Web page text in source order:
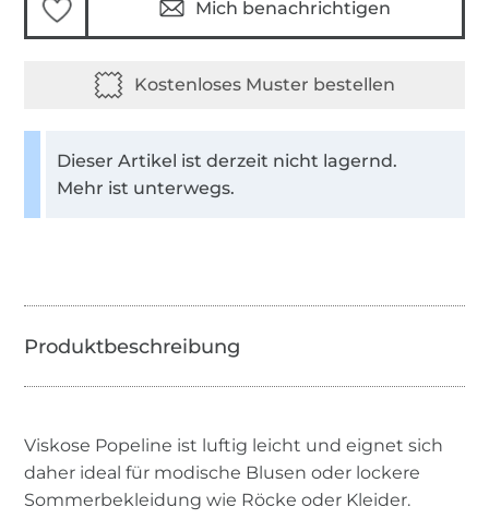
Mich benachrichtigen
Dieser Artikel ist derzeit nicht lagernd.
Mehr ist unterwegs.
Viskose Popeline ist luftig leicht und eignet sich
daher ideal für modische Blusen oder lockere
Sommerbekleidung wie Röcke oder Kleider.